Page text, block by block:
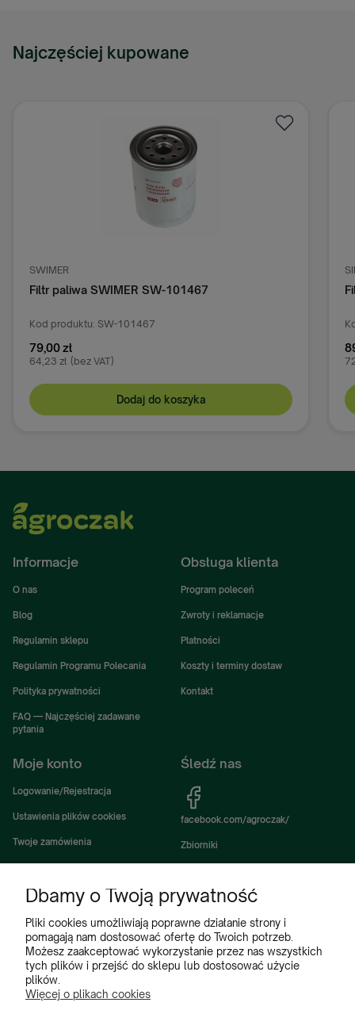
Najczęściej kupowane
SWIMER
Filtr paliwa SWIMER SW-101467
Kod produktu: SW-101467
79,00 zł
64,23 zł (bez VAT)
Dodaj do koszyka
Informacje
O nas
Blog
Regulamin sklepu
Regulamin Programu Polecania
Polityka prywatności
FAQ — Najczęściej zadawane
pytania
Obsługa klienta
Program poleceń
Zwroty i reklamacje
Płatności
Koszty i terminy dostaw
Kontakt
Moje konto
Logowanie/Rejestracja
Ustawienia plików cookies
Twoje zamówienia
Ustawienia konta
Ulubione
Śledź nas
facebook.com/agroczak/
Zbiorniki
Akcesoria i wyposażenie zbiorników
Zbiorniki na deszczówkę
Częsci do maszyn rolniczych
Części do ciągników
Dbamy o Twoją prywatność
Pliki cookies umożliwiają poprawne działanie strony i
pomagają nam dostosować ofertę do Twoich potrzeb.
Możesz zaakceptować wykorzystanie przez nas wszystkich
tych plików i przejść do sklepu lub dostosować użycie
plików.
Więcej o plikach cookies